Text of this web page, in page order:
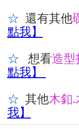
☆ 還有其他
點我】
☆ 想看造型
點我】
☆ 其他木釦.
我】